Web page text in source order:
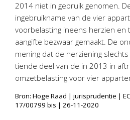
2014 niet in gebruik genomen.
ingebruikname van de vier
voorbelasting ineens herzien en
aangifte bezwaar gemaakt. De
mening dat de herziening
tiende deel van de in 2013 in
omzetbelasting voor vier
Bron: Hoge Raad | jurisprudentie |
17/00799 bis | 26-11-2020